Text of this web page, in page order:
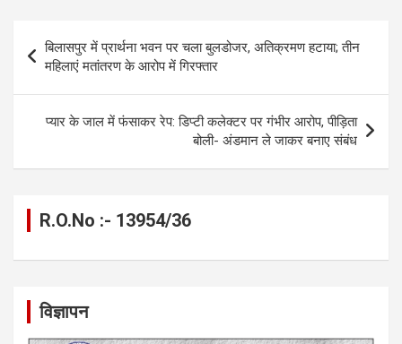
o
o
k
n
g
er
A
p
p
gr
a
m
n
k
Post
navigation
बिलासपुर में प्रार्थना भवन पर चला बुलडोजर, अतिक्रमण हटाया; तीन
महिलाएं मतांतरण के आरोप में गिरफ्तार
प्यार के जाल में फंसाकर रेप: डिप्टी कलेक्टर पर गंभीर आरोप, पीड़िता
बोली- अंडमान ले जाकर बनाए संबंध
R.O.No :- 13954/36
विज्ञापन